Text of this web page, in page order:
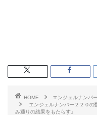
HOME
エンジェルナンバー
エンジェルナンバー２２０の
み通りの結果をもたらす』